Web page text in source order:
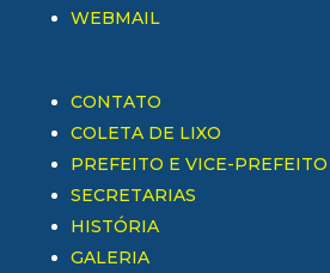
WEBMAIL
CONTATO
COLETA DE LIXO
PREFEITO E VICE-PREFEITO
SECRETARIAS
HISTÓRIA
GALERIA